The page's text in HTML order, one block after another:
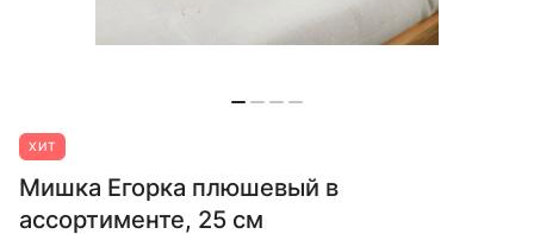
ХИТ
Мишка Егорка плюшевый в
ассортименте, 25 см